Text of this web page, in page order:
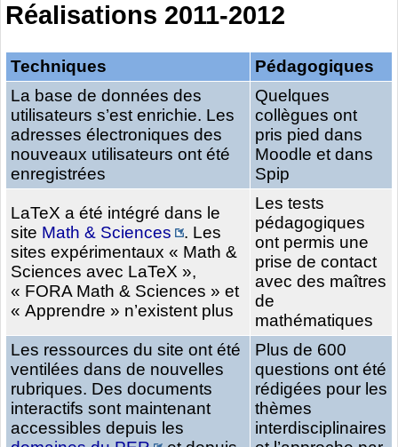
Réalisations 2011-2012
Techniques
Pédagogiques
La base de données des
utilisateurs s’est enrichie. Les
adresses électroniques des
nouveaux utilisateurs ont été
enregistrées
Quelques
collègues ont
pris pied dans
Moodle et dans
Spip
LaTeX a été intégré dans le
site Math & Sciences
. Les
sites expérimentaux « Math &
Sciences avec LaTeX »,
« FORA Math & Sciences » et
« Apprendre » n’existent plus
Les tests
pédagogiques
ont permis une
prise de contact
avec des maîtres
de
mathématiques
Les ressources du site ont été
ventilées dans de nouvelles
rubriques. Des documents
interactifs sont maintenant
accessibles depuis les
Plus de 600
questions ont été
rédigées pour les
thèmes
interdisciplinaires